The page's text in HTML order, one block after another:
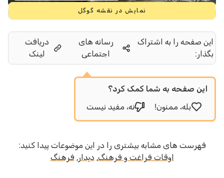
نمایش در نقشه گوگل
این صفحه را به اشتراک
بگذار:
رسانه های
اجتماعی
دریافت
لینک
این صفحه به شما کمک کرد؟
بله، ممنون!
نه، مفید نیست
فهرست های مشابه بیشتری را در این موضوعات پیدا کنید:
اوقات فراغت و فرهنگ, دیدار, فرهنگ